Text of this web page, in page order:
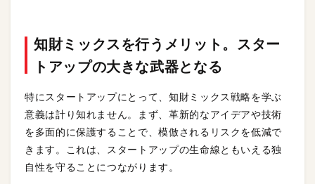
知財ミックスを行うメリット 。スター
トアップの大きな武器となる
特にスタートアップにとって、知財ミックス戦略を学ぶ
意義は計り知れません。まず、革新的なアイデアや技術
を多面的に保護することで、模倣されるリスクを低減で
きます。これは、スタートアップの生命線ともいえる独
自性を守ることにつながります。